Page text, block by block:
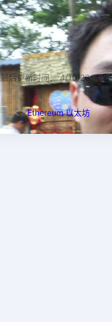
最后更新时间： 4/10/26,
Ethereum 以太坊